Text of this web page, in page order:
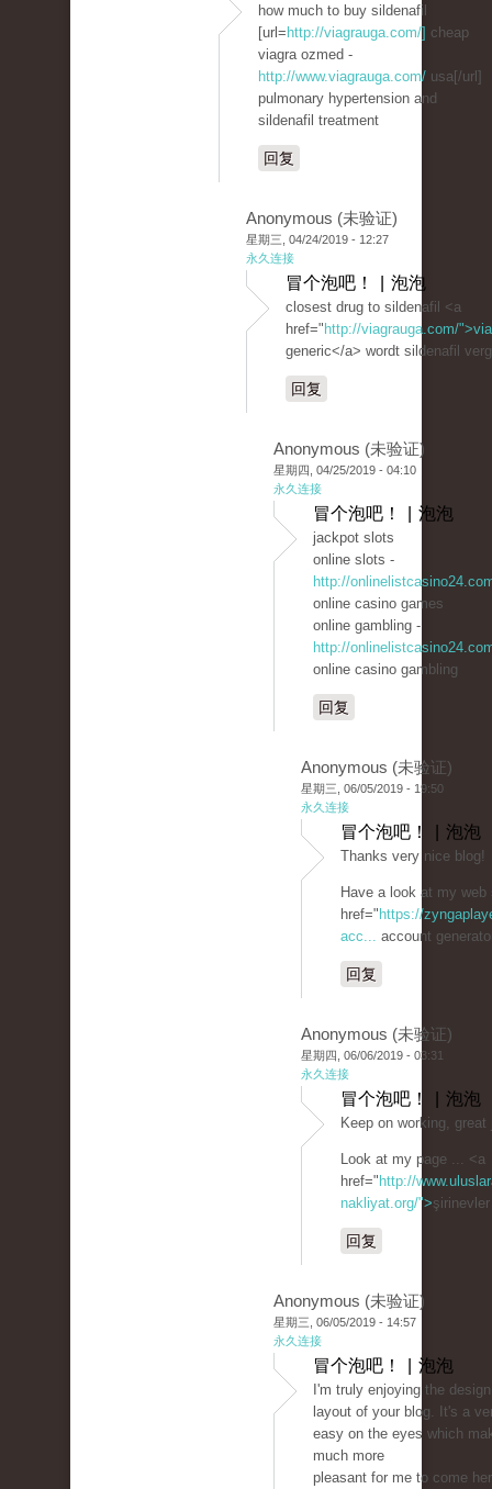
how much to buy sildenafil
[url= http://viagrauga.com/] cheap
viagra ozmed -
http://www.viagrauga.com/ usa[/url]
pulmonary hypertension and
sildenafil treatment
回复
Anonymous (未验证)
星期三, 04/24/2019 - 12:27
永久连接
冒个泡吧！ | 泡泡
closest drug to sildenafil <a
href=" http://viagrauga.com/
generic</a> wordt sildenafil
回复
Anonymous (未验证)
星期四, 04/25/2019 - 04:10
永久连接
冒个泡吧！ | 泡泡
jackpot slots
online slots -
http://
online casino games
online gambling -
http://
online casino gambling
回复
Anonymous (未验证)
星期三, 06/05/2019 - 19:50
永久连接
冒个泡吧！ | 泡泡
Thanks very nice blog!
Have a look at my web
href=" https://
acc... account
回复
Anonymous (未验证)
星期四, 06/06/2019 - 03:31
永久连接
冒个泡吧！ | 泡泡
Keep on working, great
Look at my page ... <a
href=" http://
nakliyat.org/">
回复
Anonymous (未验证)
星期三, 06/05/2019 - 14:57
永久连接
冒个泡吧！ | 泡泡
I'm truly enjoying the
layout of your blog. It's a
easy on the eyes which
much more
pleasant for me to come